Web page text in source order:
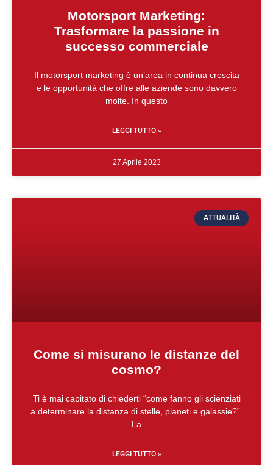
Motorsport Marketing:
Trasformare la passione in
successo commerciale
Il motorsport marketing è un’area in continua crescita
e le opportunità che offre alle aziende sono davvero
molte. In questo
LEGGI TUTTO »
27 Aprile 2023
ATTUALITÀ
Come si misurano le distanze del
cosmo?
Ti è mai capitato di chiederti “come fanno gli scienziati
a determinare la distanza di stelle, pianeti e galassie?”.
La
LEGGI TUTTO »